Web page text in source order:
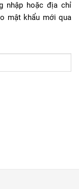
nhập hoặc địa chỉ
mật khẩu mới qua